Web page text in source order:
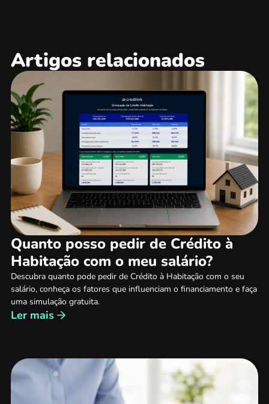
Artigos relacionados
Quanto posso pedir de Crédito à
Habitação com o meu salário?
Descubra quanto pode pedir de Crédito à Habitação com o seu
salário, conheça os fatores que influenciam o financiamento e faça
uma simulação gratuita.
Ler mais